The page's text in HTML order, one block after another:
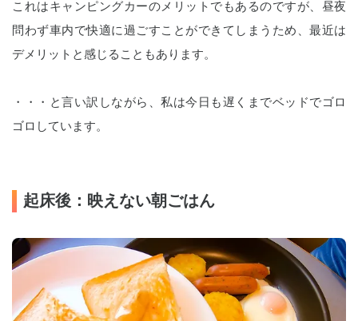
これはキャンピングカーのメリットでもあるのですが、昼夜
問わず車内で快適に過ごすことができてしまうため、最近は
デメリットと感じることもあります。
・・・と言い訳しながら、私は今日も遅くまでベッドでゴロ
ゴロしています。
起床後：映えない朝ごはん